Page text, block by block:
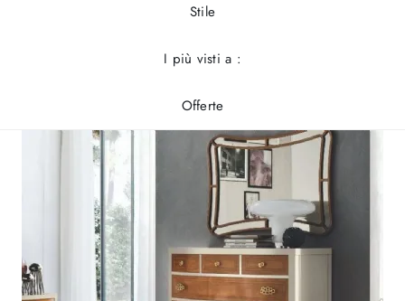
Stile
I più visti a :
Offerte